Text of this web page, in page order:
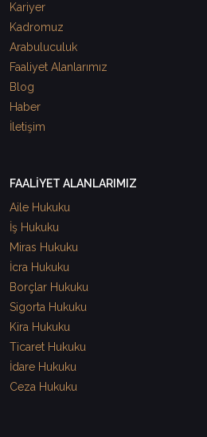
Kariyer
Kadromuz
Arabuluculuk
Faaliyet Alanlarımız
Blog
Haber
İletişim
FAALİYET ALANLARIMIZ
Aile Hukuku
İş Hukuku
Miras Hukuku
İcra Hukuku
Borçlar Hukuku
Sigorta Hukuku
Kira Hukuku
Ticaret Hukuku
İdare Hukuku
Ceza Hukuku